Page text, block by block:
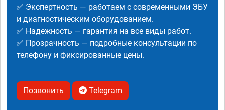
✅ Экспертность — работаем с современными ЭБУ
и диагностическим оборудованием.
✅ Надежность — гарантия на все виды работ.
✅ Прозрачность — подробные консультации по
телефону и фиксированные цены.
Позвонить Telegram